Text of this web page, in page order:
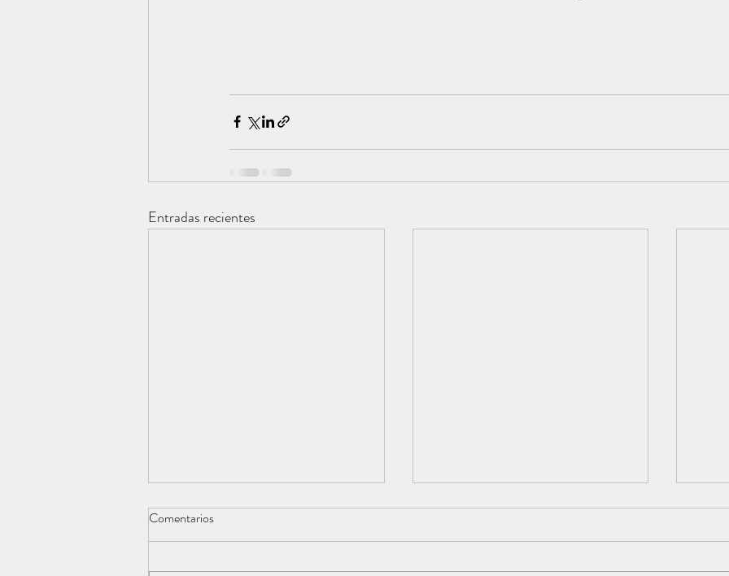
Entradas recientes
Comentarios